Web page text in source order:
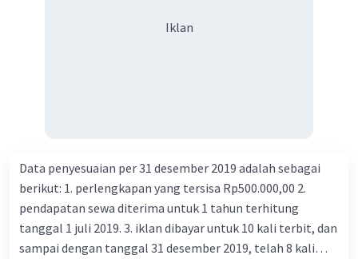
Iklan
Data penyesuaian per 31 desember 2019 adalah sebagai
berikut: 1. perlengkapan yang tersisa Rp500.000,00 2.
pendapatan sewa diterima untuk 1 tahun terhitung
tanggal 1 juli 2019. 3. iklan dibayar untuk 10 kali terbit, dan
sampai dengan tanggal 31 desember 2019, telah 8 kali